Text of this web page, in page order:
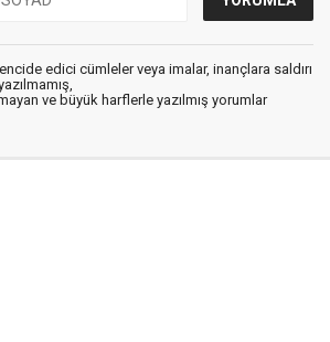
edici cümleler veya imalar, inançlara saldırı
ve büyük harflerle yazılmış yorumlar